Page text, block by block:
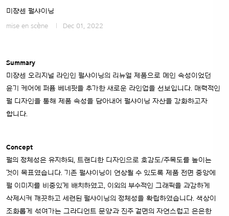
미쟝센 펄샤이닝
mise en scène Dec 01, 2022
Summary
미쟝센 오리지널 라인인 펄샤이닝의 리뉴얼 제품으로 메인 속성이었던
윤기 케어에 퍼퓸 베네핏을 추가한 새로운 라인업을 선보입니다. 매력적인
펄 디자인을 통해 제품 속성을 담아내어 펄샤이닝 자산을 강화하고자
합니다.
Concept
펄의 정체성은 유지하되, 트랜디한 디자인으로 호감도/주목도를 높이는
것이 목표였습니다. 기존 펄샤이닝이 연상될 수 있도록 제품 전면 중앙에
펄 이미지를 비중있게 배치하였고, 이외의 부수적인 그래픽을 과감하게
삭제시켜 깨끗하고 세련된 펄샤이닝의 정체성을 확립하였습니다. 색상이
조화롭게 섞여가는 그라디언트 문양과 진주 겉면의 자연스럽고 은은한